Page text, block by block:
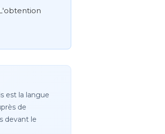
est la langue
de
devant le